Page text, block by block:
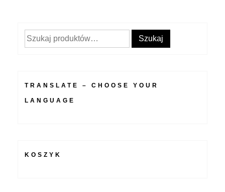
Szukaj: Szukaj
TRANSLATE – CHOOSE YOUR
LANGUAGE
KOSZYK